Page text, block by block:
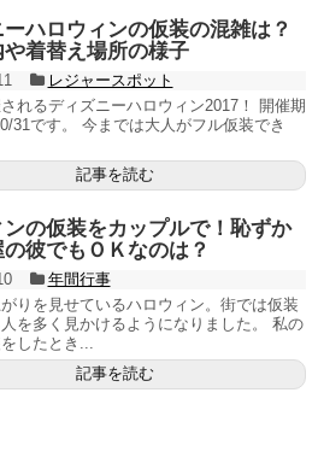
ハロウィンの仮装の混雑は？
着替え場所の様子
レジャースポット
れるディズニーハロウィン2017！ 開催期
31です。 今までは大人がフル仮装でき
記事を読む
の仮装をカップルで！恥ずか
の彼でもＯＫなのは？
年間行事
りを見せているハロウィン。街では仮装
を多く見かけるようになりました。 私の
したとき...
記事を読む